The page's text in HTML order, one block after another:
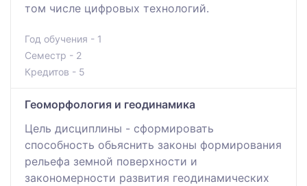
том числе цифровых технологий.
Год обучения - 1
Семестр - 2
Кредитов - 5
Геоморфология и геодинамика
Цель дисциплины - сформировать
способность обьяснить законы формирования
рельефа земной поверхности и
закономерности развития геодинамических